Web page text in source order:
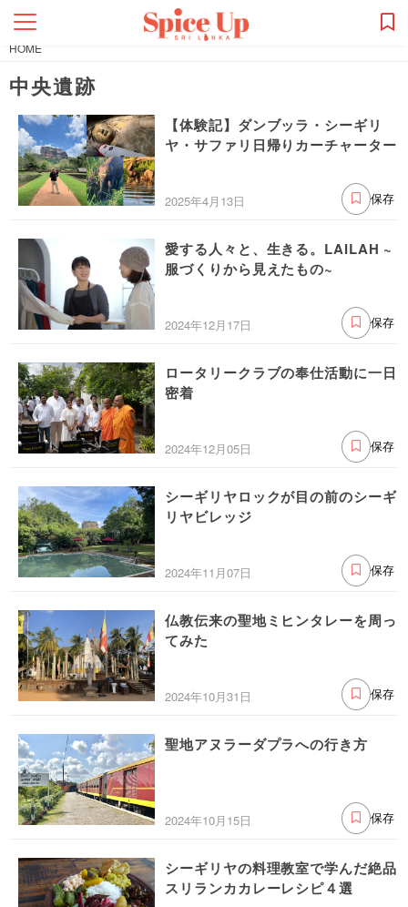
HOME
中央遺跡
【体験記】ダンブッラ・シーギリ
ヤ・サファリ日帰りカーチャーター
2025年4月13日 保存
愛する人々と、生きる。LAILAH ~
服づくりから見えたもの~
2024年12月17日 保存
ロータリークラブの奉仕活動に一日
密着
2024年12月05日 保存
シーギリヤロックが目の前のシーギ
リヤビレッジ
2024年11月07日 保存
仏教伝来の聖地ミヒンタレーを周っ
てみた
2024年10月31日 保存
聖地アヌラーダプラへの行き方
2024年10月15日 保存
シーギリヤの料理教室で学んだ絶品
スリランカカレーレシピ４選